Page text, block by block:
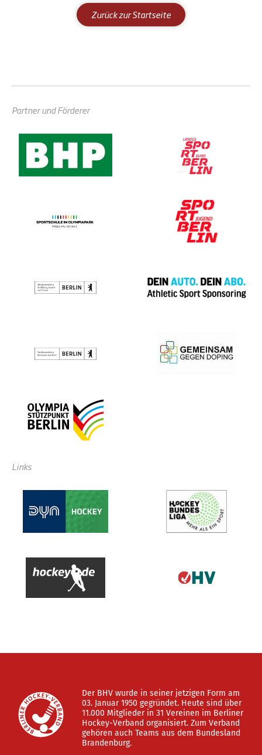
Zurück zur Startseite
Partner und Förderer
Links
Der BHV wurde in seiner jetzigen Form am
03. Januar 1950 gegründet. Heute sind über
11.000 Mitglieder in 31 Vereinen im Berliner
Hockey-Verband organisiert. Zum Verband
gehören auch Teams aus dem Bundesland
Brandenburg.